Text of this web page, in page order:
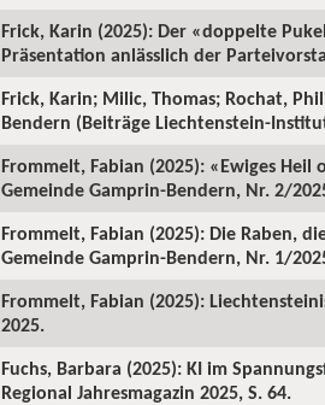
Frick, Karin (2025): Der «doppelte
Präsentation anlässlich der
Frick, Karin; Milic, Thomas; Rochat,
Bendern (Beiträge Liechtenstein-
Frommelt, Fabian (2025): «Ewiges
Gemeinde Gamprin-Bendern, Nr. 2/
Frommelt, Fabian (2025): Die Raben,
Gemeinde Gamprin-Bendern, Nr. 1/
Frommelt, Fabian (2025):
2025.
Fuchs, Barbara (2025): KI im
Regional Jahresmagazin 2025, S. 64.